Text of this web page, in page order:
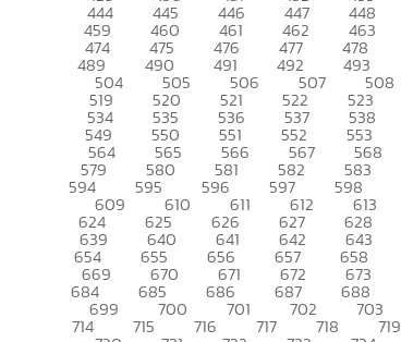
444 445 446 447 448
459 460 461 462 463
474 475 476 477 478
489 490 491 492 493
504 505 506 507 508
519 520 521 522 523
534 535 536 537 538
549 550 551 552 553
564 565 566 567 568
579 580 581 582 583
594 595 596 597 598
609 610 611 612 613
624 625 626 627 628
639 640 641 642 643
654 655 656 657 658
669 670 671 672 673
684 685 686 687 688
699 700 701 702 703
714 715 716 717 718 719